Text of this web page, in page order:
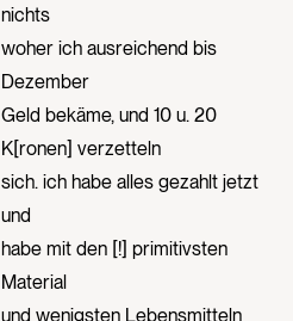
nichts
woher ich ausreichend bis
Dezember
Geld bekäme, und 10 u. 20
K[ronen] verzetteln
sich. ich habe alles gezahlt jetzt
und
habe mit den [!] primitivsten
Material
und wenigsten Lebensmitteln